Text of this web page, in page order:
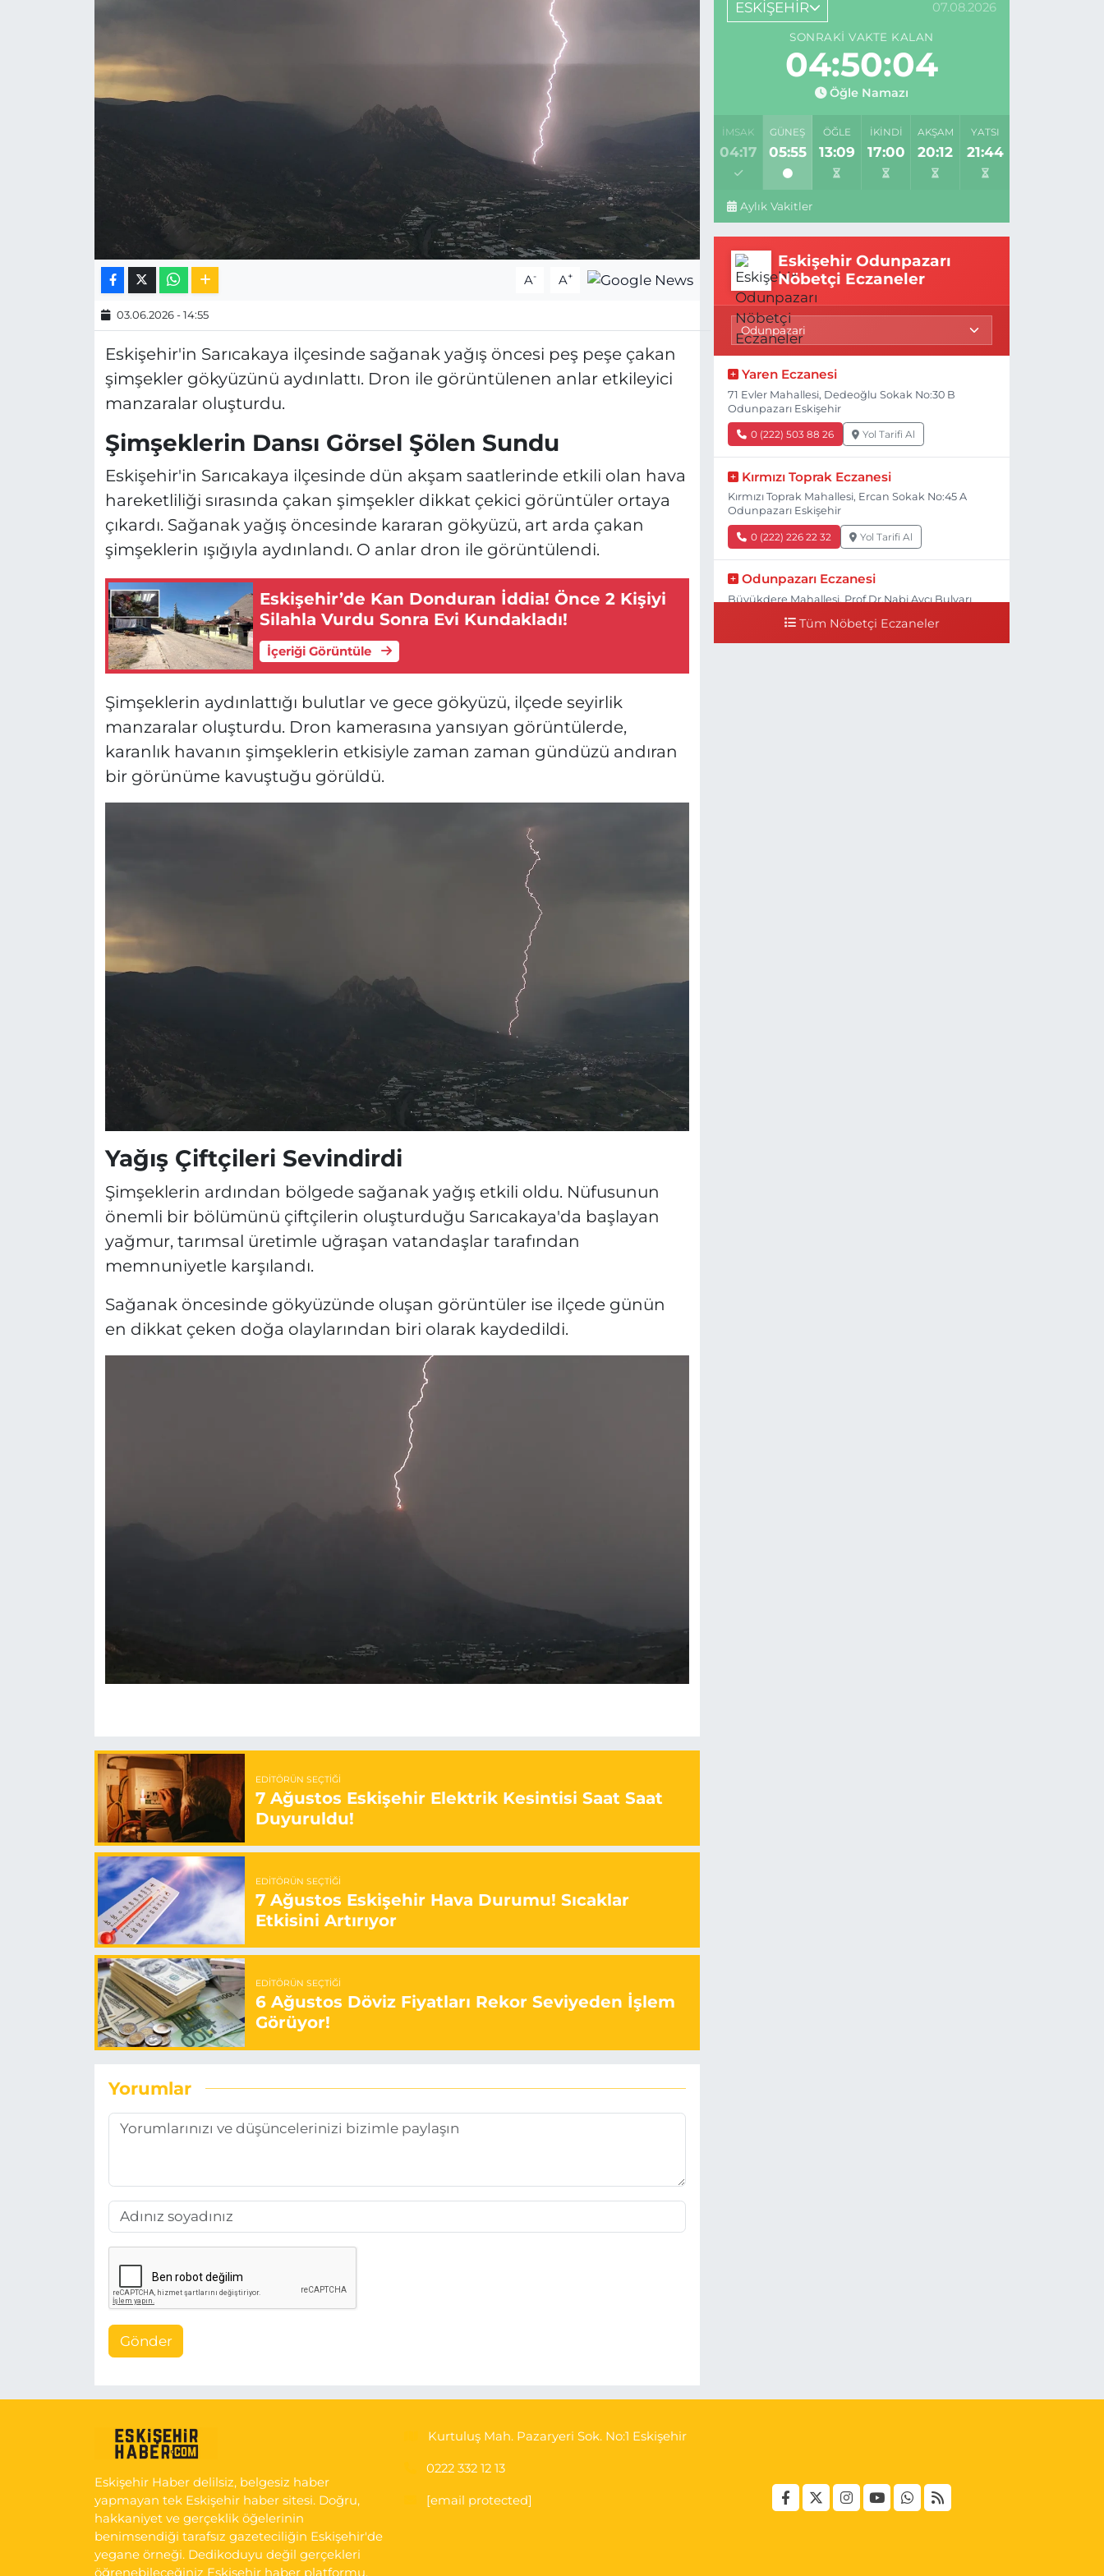
A- A+
03.06.2026 - 14:55
Eskişehir'in Sarıcakaya ilçesinde sağanak yağış öncesi peş peşe çakan
şimşekler gökyüzünü aydınlattı. Dron ile görüntülenen anlar etkileyici
manzaralar oluşturdu.
Şimşeklerin Dansı Görsel Şölen Sundu
Eskişehir'in Sarıcakaya ilçesinde dün akşam saatlerinde etkili olan hava
hareketliliği sırasında çakan şimşekler dikkat çekici görüntüler ortaya
çıkardı. Sağanak yağış öncesinde kararan gökyüzü, art arda çakan
şimşeklerin ışığıyla aydınlandı. O anlar dron ile görüntülendi.
Eskişehir’de Kan Donduran İddia! Önce 2 Kişiyi
Silahla Vurdu Sonra Evi Kundakladı!
İçeriği Görüntüle
Şimşeklerin aydınlattığı bulutlar ve gece gökyüzü, ilçede seyirlik
manzaralar oluşturdu. Dron kamerasına yansıyan görüntülerde,
karanlık havanın şimşeklerin etkisiyle zaman zaman gündüzü andıran
bir görünüme kavuştuğu görüldü.
Yağış Çiftçileri Sevindirdi
Şimşeklerin ardından bölgede sağanak yağış etkili oldu. Nüfusunun
önemli bir bölümünü çiftçilerin oluşturduğu Sarıcakaya'da başlayan
yağmur, tarımsal üretimle uğraşan vatandaşlar tarafından
memnuniyetle karşılandı.
Sağanak öncesinde gökyüzünde oluşan görüntüler ise ilçede günün
en dikkat çeken doğa olaylarından biri olarak kaydedildi.
EDITÖRÜN SEÇTIĞI
7 Ağustos Eskişehir Elektrik Kesintisi Saat Saat
Duyuruldu!
EDITÖRÜN SEÇTIĞI
7 Ağustos Eskişehir Hava Durumu! Sıcaklar
Etkisini Artırıyor
EDITÖRÜN SEÇTIĞI
6 Ağustos Döviz Fiyatları Rekor Seviyeden İşlem
Görüyor!
Yorumlar
Gönder
ESKİŞEHİR 07.08.2026
SONRAKI VAKTE KALAN
04:50:03
Öğle Namazı
İMSAK
04:17
GÜNEŞ
05:55
ÖĞLE
13:09
İKINDI
17:00
AKŞAM
20:12
YATSI
21:44
Aylık Vakitler
Eskişehir Odunpazarı
Nöbetçi Eczaneler
Yaren Eczanesi
71 Evler Mahallesi, Dedeoğlu Sokak No:30 B
Odunpazarı Eskişehir
0 (222) 503 88 26 Yol Tarifi Al
Kırmızı Toprak Eczanesi
Kırmızı Toprak Mahallesi, Ercan Sokak No:45 A
Odunpazarı Eskişehir
0 (222) 226 22 32 Yol Tarifi Al
Odunpazarı Eczanesi
Büyükdere Mahallesi, Prof.Dr.Nabi Avcı Bulvarı
Tüm Nöbetçi Eczaneler
Eskişehir Haber delilsiz, belgesiz haber
yapmayan tek Eskişehir haber sitesi. Doğru,
hakkaniyet ve gerçeklik öğelerinin
benimsendiği tarafsız gazeteciliğin Eskişehir'de
yegane örneği. Dedikoduyu değil gerçekleri
Kurtuluş Mah. Pazaryeri Sok. No:1 Eskişehir
0222 332 12 13
[email protected]
ESKİŞEHİRSPOR